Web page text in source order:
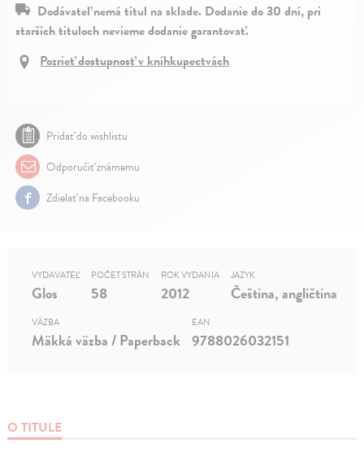
Dodávateľ nemá titul na sklade. Dodanie do 30 dní, pri
starších tituloch nevieme dodanie garantovať.
Pozrieť dostupnosť v kníhkupectvách
Pridať do wishlistu
Odporučiť známemu
Zdielať na Facebooku
O TITULE
VYDAVATEĽ
Glos
POČET STRÁN
58
ROK VYDANIA
2012
JAZYK
Čeština, angličtina
VÄZBA
Mäkká väzba / Paperback
EAN
9788026032151